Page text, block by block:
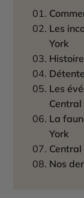
Les
York
Les
La
York
Nos